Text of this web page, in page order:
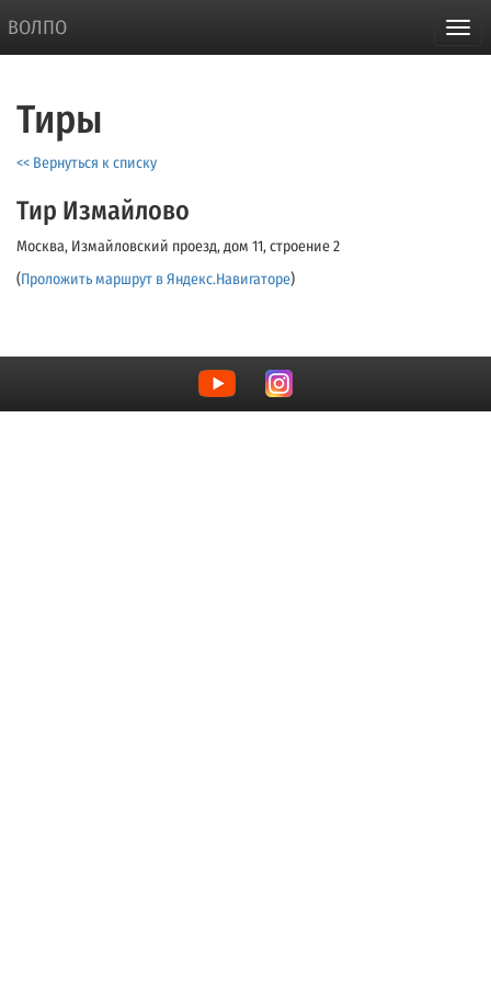
ВОЛПО
Тиры
<< Вернуться к списку
Тир Измайлово
Москва, Измайловский проезд, дом 11, строение 2
(Проложить маршрут в Яндекс.Навигаторе)